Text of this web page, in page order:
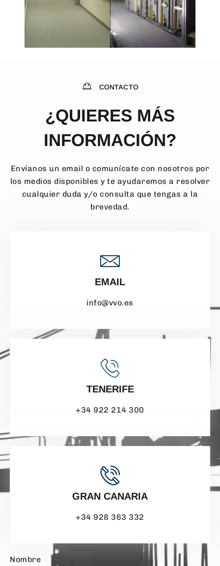
CONTACTO
¿QUIERES MÁS
INFORMACIÓN?
Envíanos un email o comunícate con nosotros por
los medios disponibles y te ayudaremos a resolver
cualquier duda y/o consulta que tengas a la
brevedad.
EMAIL
info@vvo.es
TENERIFE
+34 922 214 300
GRAN CANARIA
+34 928 363 332
Nombre